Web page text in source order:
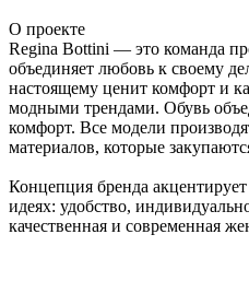
О проекте
Regina Bottini — это команда
объединяет любовь к своему
настоящему ценит комфорт и
модными трендами. Обувь
комфорт. Все модели
материалов, которые
Концепция бренда
идеях: удобство,
качественная и современная